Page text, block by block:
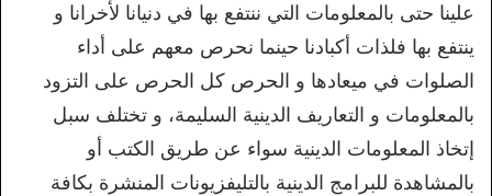
علينا حتى بالمعلومات التي ننتفع بها في دنيانا لأخرانا و
ينتفع بها فلذات أكبادنا حينما نحرص معهم على أداء
الصلوات في ميعادها و الحرص كل الحرص على التزود
بالمعلومات و التعاريف الدينية السليمة، و تختلف سبل
إتخاذ المعلومات الدينية سواء عن طريق الكتب أو
بالمشاهدة للبرامج الدينية بالتليفزيونات المنشرة بكافة